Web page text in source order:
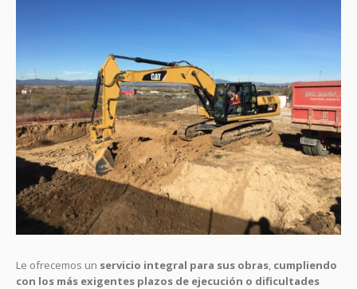
Le ofrecemos un servicio integral para sus obras, cumpliendo
con los más exigentes plazos de ejecución o dificultades